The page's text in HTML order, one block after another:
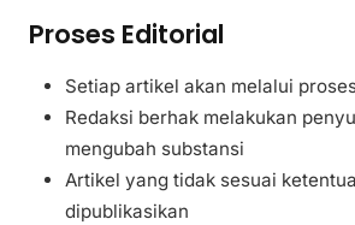
Proses Editorial
Setiap artikel akan melalui
Redaksi berhak melakukan
mengubah substansi
Artikel yang tidak sesuai
dipublikasikan